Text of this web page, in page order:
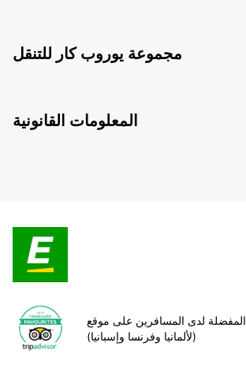
مجموعة يوروب كار للتنقل
المعلومات القانونية
المفضلة لدى المسافرين على موقع TripAdvisor
(لألمانيا وفرنسا وإسبانيا)